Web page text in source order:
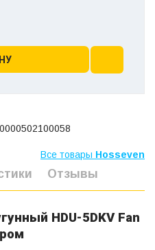
Все товары Hosseven
Отзывы
HDU-5DKV Fan